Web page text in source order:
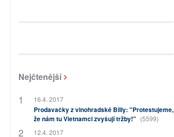
Nejčtenější
16.4. 2017
Prodavačky z vinohradské Billy: "Protestujeme,
že nám tu Vietnamci zvyšují tržby!" (5599)
12.4. 2017